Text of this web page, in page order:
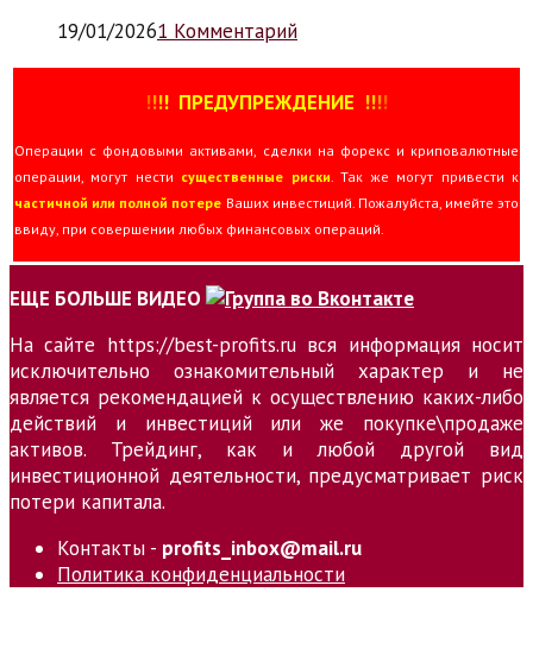
19/01/20261 Комментарий
!!!! ПРЕДУПРЕЖДЕНИЕ !!!!
Операции с фондовыми активами, сделки на форекс и криповалютные
операции, могут нести существенные риски . Так же могут привести к
частичной или полной потере Ваших инвестиций. Пожалуйста, имейте это
ввиду, при совершении любых финансовых операций.
ЕЩЕ БОЛЬШЕ ВИДЕО
На сайте https://best-profits.ru вся информация носит
исключительно ознакомительный характер и не
является рекомендацией к осуществлению каких-либо
действий и инвестиций или же покупке\продаже
активов. Трейдинг, как и любой другой вид
инвестиционной деятельности, предусматривает риск
потери капитала.
Контакты - profits_inbox@mail.ru
Политика конфиденциальности